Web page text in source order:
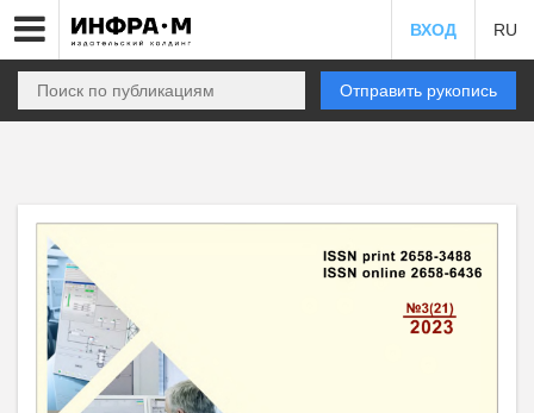
ВХОД RU
Отправить рукопись